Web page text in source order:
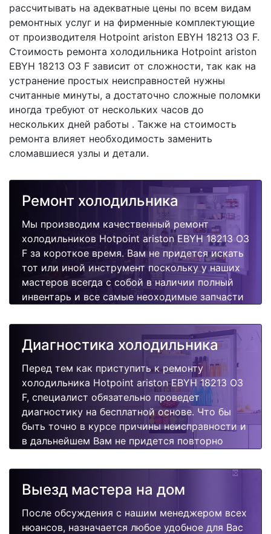
рассчитывать на адекватные цены по всем видам
ремонтных услуг и на фирменные комплектующие
от производителя Hotpoint ariston EBYH 18213 O3 F.
Стоимость ремонта холодильника Hotpoint ariston
EBYH 18213 O3 F зависит от сложности, так как на
устранение простых неисправностей нужны
считанные минуты, а достаточно сложные поломки
иногда требуют от нескольких часов до
нескольких дней работы . Также на стоимость
ремонта влияет необходимость заменить
сломавшиеся узлы и детали.
Ремонт холодильника
Мы производим качественный ремонт
холодильников Hotpoint ariston EBYH 18213 O3
F за короткое время. Вам не придется искать
тот или иной инструмент поскольку у наших
мастеров всегда с собой в наличии полный
инвентарь и все самые неоходимые запчасти
быстро, качественно и недорого.
Диагностика холодильника
Перед тем как приступить к ремонту
холодильника Hotpoint ariston EBYH 18213 O3
F, специалист обязательно проведет
диагностику на бесплатной основе. Что бы
быть точно в курсе причины неисправности и
в дальнейшем Вам не придется повторно
поломок.
Выезд мастера на дом
После обсуждения с нашим менеджером всех
нюансов, назначается любое удобное для Вас